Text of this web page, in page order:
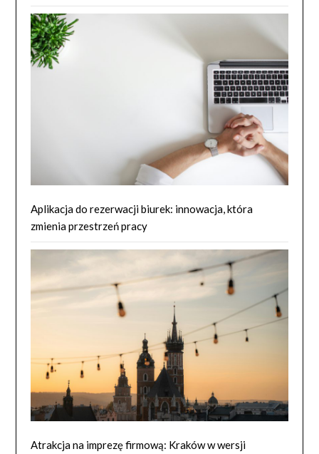
Aplikacja do rezerwacji biurek: innowacja, która
zmienia przestrzeń pracy
Atrakcja na imprezę firmową: Kraków w wersji